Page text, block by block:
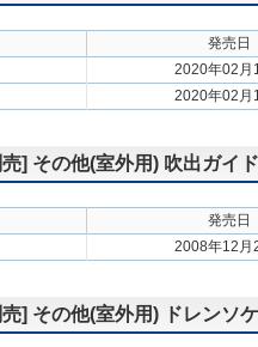
発売日
2020年02月
2020年02月
] その他(室外用) 吹出ガイド
発売日
2008年12月
] その他(室外用) ドレンソ